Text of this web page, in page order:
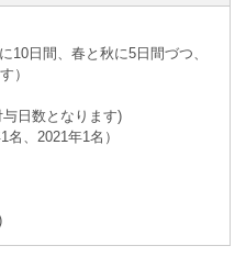
10日間、春と秋に5日間づつ、
）
日数となります)
、2021年1名）